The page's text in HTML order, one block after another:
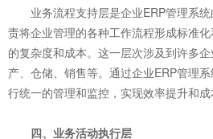
业务流程支持层是企业ERP管理系统
责将企业管理的各种工作流程形成标准
的复杂度和成本。这一层次涉及到许多
产、仓储、销售等。通过企业ERP管理
行统一的管理和监控，实现效率提升和成
四、业务活动执行层